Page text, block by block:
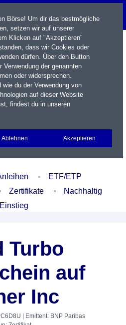
Portfolio Login
ETF/ETP
Zertifikate
Nachhaltig
Einstieg
Turbo
auf
Inc
| Emittent: BNP Paribas
Börse! Um dir das bestmögliche
setzen wir auf unserer
Klicken auf "Akzeptieren"
dass wir Cookies oder
dürfen. Über den Button
der genannten
oder widersprechen.
du der Verwendung von
auf dieser Website
findest du in unseren
Ablehnen Akzeptieren